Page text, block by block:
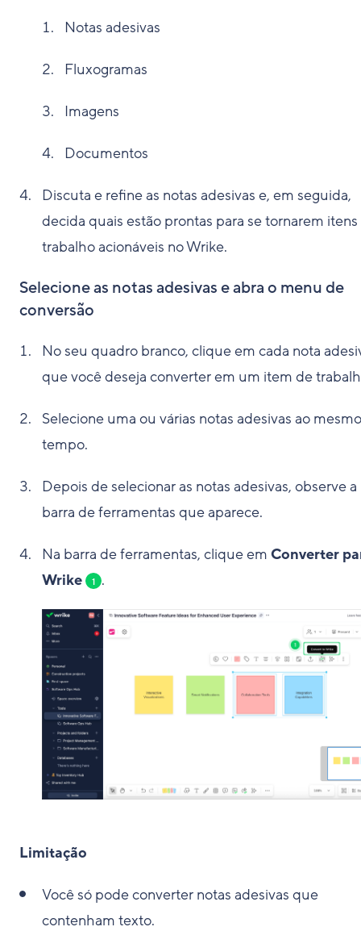
Notas adesivas
Fluxogramas
Imagens
Documentos
Discuta e refine as notas adesivas e, em seguida,
decida quais estão prontas para se tornarem
trabalho acionáveis no Wrike.
Selecione as notas adesivas e abra o menu de
conversão
No seu quadro branco, clique em cada nota
que você deseja converter em um item de
Selecione uma ou várias notas adesivas ao mesmo
tempo.
Depois de selecionar as notas adesivas, observe a
barra de ferramentas que aparece.
Na barra de ferramentas, clique em Converter
Wrike
1 .
Limitação
Você só pode converter notas adesivas que
contenham texto.